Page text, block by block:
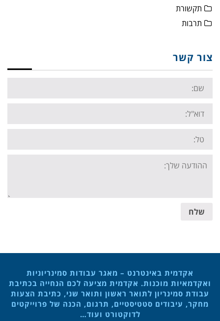
תקשורת
תרבות
צור קשר
Name:
Email:
Tel:
Your
message:
שלח
אקדמית באינטרנט – מאגר עבודות סמינריוניות
ואקדמאיות מוכנות. אקדמית מציעה לכם הנחייה בכתיבת
עבודת סמינריון לתואר ראשון ותואר שני, כתיבת הצעות
מחקר, עיבודים סטטיסטיים, תרגום, הכנה של פרוייקטים
לדוקטורט ועוד…